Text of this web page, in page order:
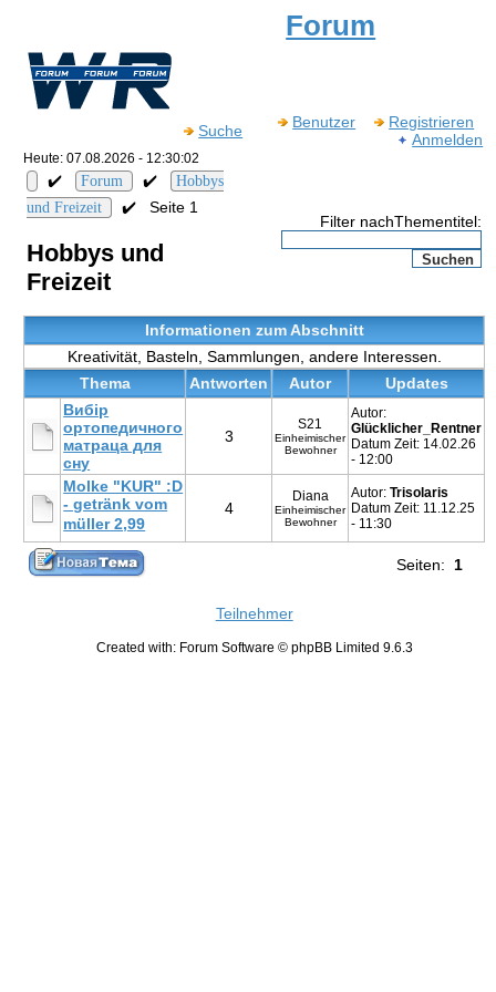
Forum
Suche Benutzer
Registrieren
Anmelden
Heute: 07.08.2026 - 12:30:02
✔️ Forum ✔️
Hobbys
und Freizeit
✔️Seite 1
Hobbys und
Freizeit
Filter nachThementitel:
Informationen zum Abschnitt
Kreativität, Basteln, Sammlungen, andere Interessen.
Thema
Antworten Autor
Updates
Вибір
ортопедичного
матраца для
сну
3
S21
Einheimischer
Bewohner
Autor:
Glücklicher_Rentner
Datum Zeit: 14.02.26
- 12:00
Molke "KUR" :D
- getränk vom
müller 2,99
4
Diana
Einheimischer
Bewohner
Autor:Trisolaris
Datum Zeit: 11.12.25
- 11:30
Seiten: 1
Teilnehmer
Created with: Forum Software © phpBB Limited 9.6.3